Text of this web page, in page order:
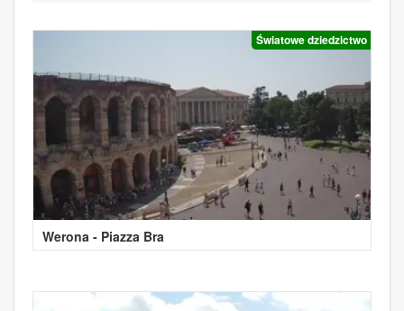
Światowe dziedzictwo
Werona - Piazza Bra